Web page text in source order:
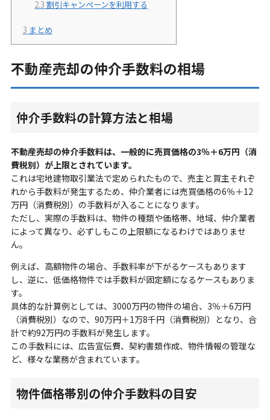
2.3 割引キャンペーンを利用する
3 まとめ
不動産売却の仲介手数料の相場
仲介手数料の計算方法と相場
不動産売却の仲介手数料は、一般的に売買価格の3％＋6万円（消
費税別）が上限とされています。
これは宅地建物取引業法で定められたもので、売主と買主それぞ
れから手数料が発生するため、仲介業者には売買価格の6％＋12
万円（消費税別）の手数料が入ることになります。
ただし、実際の手数料は、物件の種類や価格帯、地域、仲介業者
によって異なり、必ずしもこの上限額になるわけではありませ
ん。
例えば、高額物件の場合、手数料率が下がるケースもあります
し、逆に、低価格物件では手数料が固定額になるケースもありま
す。
具体的な計算例としては、3000万円の物件の場合、3％＋6万円
（消費税別）なので、90万円＋1万8千円（消費税別）となり、合
計で約92万円の手数料が発生します。
この手数料には、広告宣伝費、契約書類作成、物件情報の管理な
ど、様々な業務が含まれています。
物件価格帯別の仲介手数料の目安